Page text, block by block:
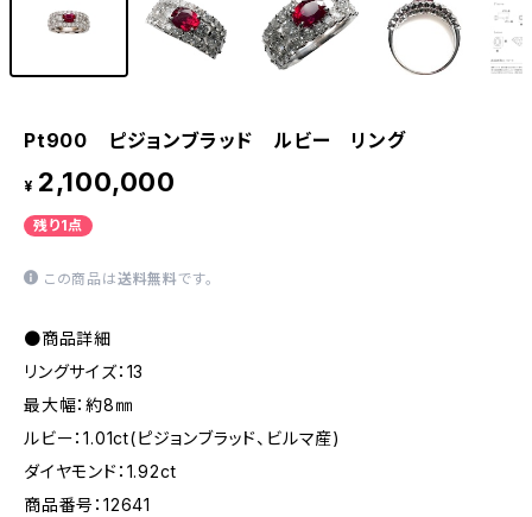
Pt900 ピジョンブラッド ルビー リング
¥ 2,100,000
残り1点
この商品は送料無料です。
●商品詳細
リングサイズ：13
最大幅：約8㎜
ルビー：1.01ct(ピジョンブラッド、ビルマ産)
ダイヤモンド：1.92ct
商品番号：12641